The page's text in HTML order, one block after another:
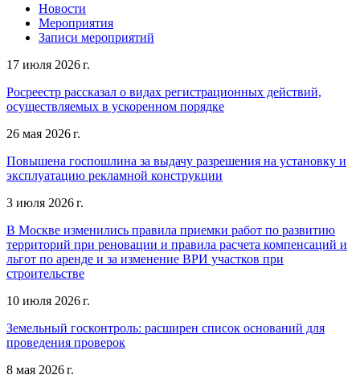
Новости
Мероприятия
Записи мероприятий
17 июля 2026 г.
Росреестр рассказал о видах регистрационных действий,
осуществляемых в ускоренном порядке
26 мая 2026 г.
Повышена госпошлина за выдачу разрешения на установку и
эксплуатацию рекламной конструкции
3 июля 2026 г.
В Москве изменились правила приемки работ по развитию
территорий при реновации и правила расчета компенсаций и
льгот по аренде и за изменение ВРИ участков при
строительстве
10 июля 2026 г.
Земельный госконтроль: расширен список оснований для
проведения проверок
8 мая 2026 г.